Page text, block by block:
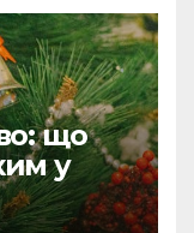
що
у